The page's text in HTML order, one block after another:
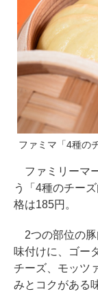
ファミマ「4種の
ファミリーマ
う「4種のチー
格は185円。
2つの部位の豚
味付けに、ゴー
チーズ、モッツ
みとコクがある